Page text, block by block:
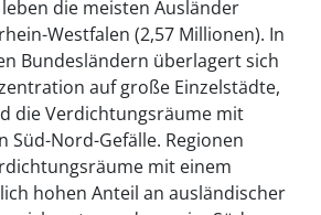
die meisten Ausländer
Westfalen (2,57 Millionen). In
Bundesländern überlagert sich
auf große Einzelstädte,
die Verdichtungsräume mit
Süd-Nord-Gefälle. Regionen
mit einem
hohen Anteil an ausländischer